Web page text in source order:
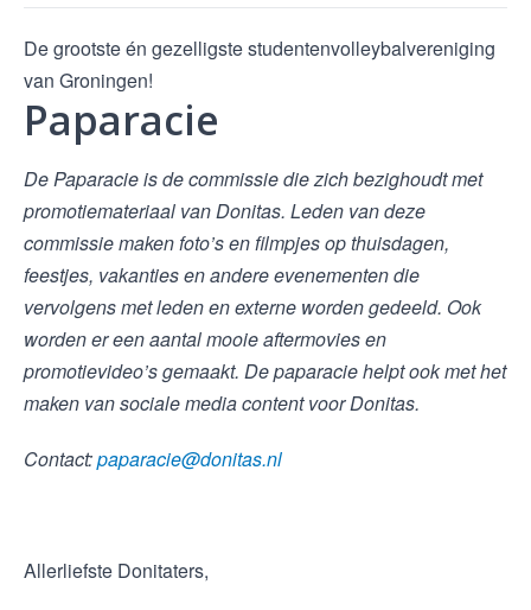
De grootste én gezelligste studentenvolleybalvereniging
van Groningen!
Paparacie
De Paparacie is de commissie die zich bezighoudt met
promotiemateriaal van Donitas. Leden van deze
commissie maken foto’s en filmpjes op thuisdagen,
feestjes, vakanties en andere evenementen die
vervolgens met leden en externe worden gedeeld. Ook
worden er een aantal mooie aftermovies en
promotievideo’s gemaakt. De paparacie helpt ook met het
maken van sociale media content voor Donitas.
Contact:paparacie@donitas.nl
Allerliefste Donitaters,